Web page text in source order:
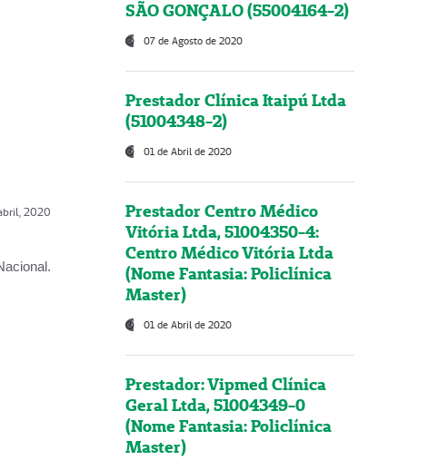
2020
SÃO GONÇALO (55004164-2)
07 de Agosto de 2020
Prestador Clínica Itaipú Ltda
(51004348-2)
01 de Abril de 2020
Prestador Centro Médico
Vitória Ltda, 51004350-4:
Centro Médico Vitória Ltda
(Nome Fantasia: Policlínica
Master)
01 de Abril de 2020
Prestador: Vipmed Clínica
Geral Ltda, 51004349-0
(Nome Fantasia: Policlínica
Master)